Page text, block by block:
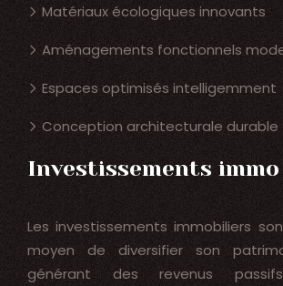
Matériaux écologiques innovants
Aménagements fonctionnels
Espaces optimisés intelligemment
Conception architecturale durable
Investissements immo
Les investissements immobiliers
moyen de diversifier son
générant des revenus